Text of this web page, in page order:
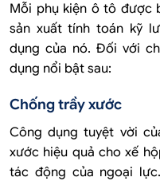
Mỗi phụ kiện ô tô được
sản xuất tính toán kỹ
dụng của nó. Đối với
dụng nổi bật sau:
Chống trầy xước
Công dụng tuyệt vời
xước hiệu quả cho xế
tác động của ngoại